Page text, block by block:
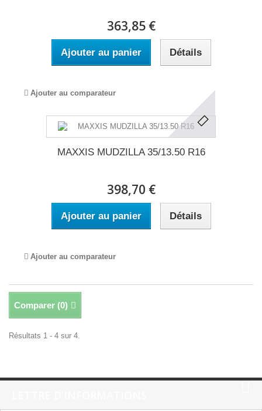
363,85 €
Ajouter au panier Détails
Ajouter au comparateur
MAXXIS MUDZILLA 35/13.50 R16
398,70 €
Ajouter au panier Détails
Ajouter au comparateur
Comparer (0)
Résultats 1 - 4 sur 4.